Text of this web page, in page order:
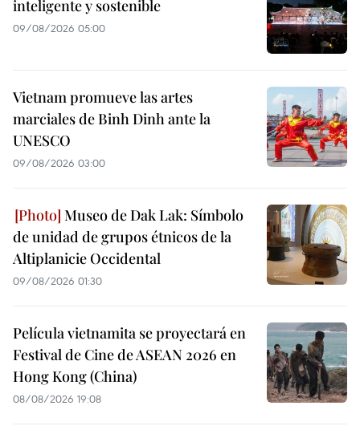
inteligente y sostenible
09/08/2026 05:00
Vietnam promueve las artes
marciales de Binh Dinh ante la
UNESCO
09/08/2026 03:00
Museo de Dak Lak: Símbolo
de unidad de grupos étnicos de la
Altiplanicie Occidental
09/08/2026 01:30
Película vietnamita se proyectará en
Festival de Cine de ASEAN 2026 en
Hong Kong (China)
08/08/2026 19:08